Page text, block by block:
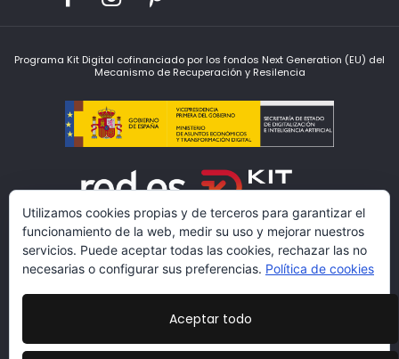
Programa Kit Digital cofinanciado por los fondos Next Generation (EU) del
Mecanismo de Recuperación y Resilencia
www.lacarmariosyvestidores.com
Utilizamos cookies propias y de terceros para garantizar el
funcionamiento de la web, medir su uso y mejorar nuestros
servicios. Puede aceptar todas las cookies, rechazar las no
necesarias o configurar sus preferencias. Política de cookies
Aceptar todo